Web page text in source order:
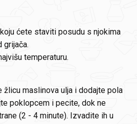
ćete staviti posudu s njokima
grijača.
temperaturu.
žlicu maslinova ulja i dodajte pola
poklopcem i pecite, dok ne
(2 - 4 minute). Izvadite ih u